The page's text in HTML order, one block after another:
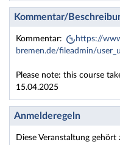
Kommentar/
Kommentar:
https://
bremen.de/fileadmin/
Please note: this course
15.04.2025
Anmelderegeln
Diese Veranstaltung